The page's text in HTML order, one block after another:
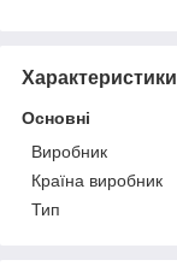
Характеристики
Основні
Виробник
Країна виробник
Тип